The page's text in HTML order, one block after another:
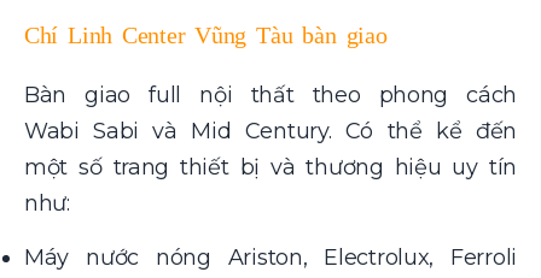
Chí Linh Center Vũng Tàu bàn giao
Bàn giao full nội thất theo phong cách
Wabi Sabi và Mid Century. Có thể kể đến
một số trang thiết bị và thương hiệu uy tín
như:
Máy nước nóng Ariston, Electrolux, Ferroli